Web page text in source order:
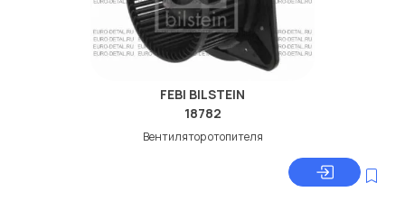
FEBI BILSTEIN
18782
Вентилятор отопителя